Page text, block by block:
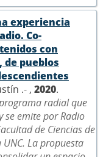
experiencia
Co-
con
pueblos
.- , 2020.
radial que
se emite por Radio
de Ciencias de
La propuesta